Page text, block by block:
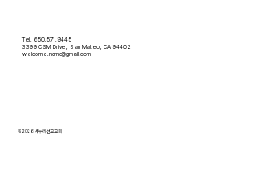
Tel. 650.571.9445
3399 CSM Drive, San Mateo, CA 94402
welcome.ncmc@gmail.com
© 2026 새누리 선교 교회